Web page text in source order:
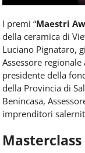
I premi “Maestri
della ceramica di
Luciano Pignataro,
Assessore
presidente della
della Provincia di
Benincasa,
imprenditori